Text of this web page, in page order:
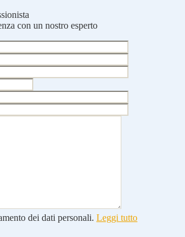
con un nostro esperto
dei dati personali. Leggi tutto